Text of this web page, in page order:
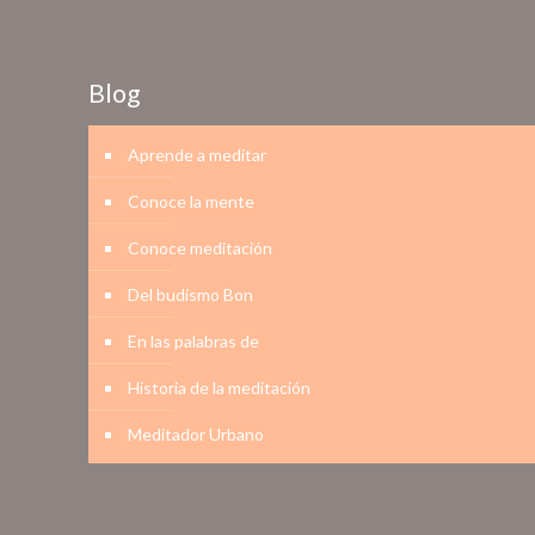
Blog
Aprende a meditar
Conoce la mente
Conoce meditación
Del budismo Bon
En las palabras de
Historia de la meditación
Meditador Urbano